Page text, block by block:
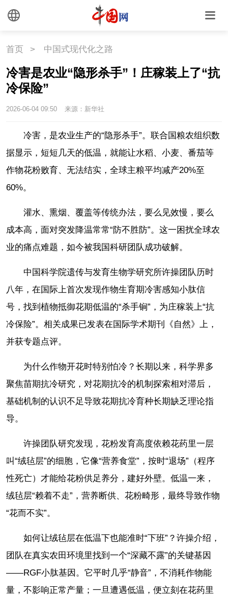
首页 > 中国式现代化之路
冷害是农业“隐形杀手”！庄稼装上了“抗
冷保险”
2026-06-04 09:50 来源：新华社
冷害，是农业生产的“隐形杀手”。联合国粮农组织数
据显示，短短几天的低温，就能让水稻、小麦、番茄等
作物花粉败育、无法结实，全球主粮平均减产20%至
60%。
灌水、熏烟、覆盖等传统办法，要么见效慢，要么
成本高，面对突发降温常常“防不胜防”。这一困扰全球农
业的痛点难题，如今被我国科研团队成功破解。
中国科学院遗传与发育生物学研究所许操团队历时
八年，在国际上首次发现作物生育期冷害感知小肽信
号，找到植物抵御花期低温的“杀手锏”，为庄稼装上“抗
冷保险”。相关成果已发表在国际学术期刊《自然》上，
并获专题点评。
为什么作物开花时特别怕冷？长期以来，科学界多
聚焦苗期抗冷研究，对花期抗冷的机制探索相对滞后，
基础机制的认识不足导致花期抗冷育种长期缺乏理论指
导。
许操团队研究发现，花粉发育高度依赖花药里一层
叫“绒毡层”的细胞，它像“营养食堂”，按时“退场”（程序
性死亡）才能给花粉供足养分，建好外壁。低温一来，
绒毡层“赖着不走”，营养断供、花粉畸形，最终导致作物
“花而不实”。
如何让绒毡层在低温下也能准时“下班”？许操介绍，
团队在真实农田环境里找到一个“深藏不露”的关键基因
——RGF小肽基因。它平时几乎“静音”，不消耗作物能
量，不影响正常产量；一旦遭遇低温，便立刻在花药里